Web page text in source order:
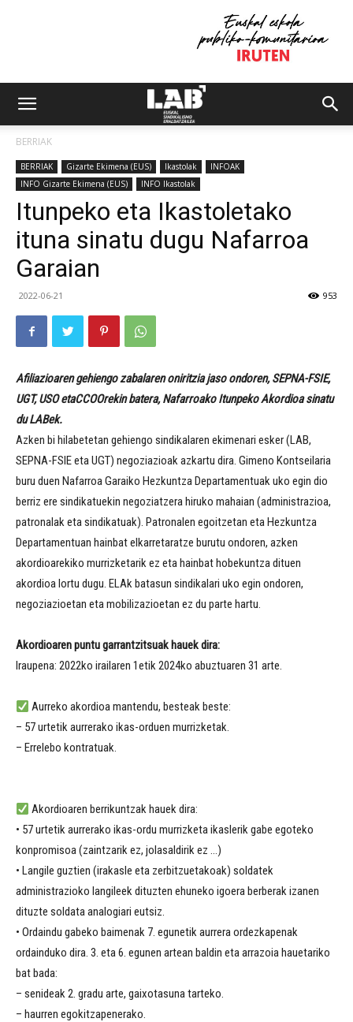
BERRIAK
BERRIAK Gizarte Ekimena (EUS) Ikastolak
INFOAK
INFO Gizarte Ekimena (EUS)
INFO Ikastolak
Itunpeko eta Ikastoletako
ituna sinatu dugu Nafarroa
Garaian
2022-06-21 953
Afiliazioaren gehiengo zabalaren oniritzia jaso ondoren, SEPNA-FSIE,
UGT, USO etaCCOOrekin batera, Nafarroako Itunpeko Akordioa sinatu
du LABek.
Azken bi hilabetetan gehiengo sindikalaren ekimenari esker (LAB,
SEPNA-FSIE eta UGT) negoziazioak azkartu dira. Gimeno Kontseilaria
buru duen Nafarroa Garaiko Hezkuntza Departamentuak uko egin dio
berriz ere sindikatuekin negoziatzera hiruko mahaian (administrazioa,
patronalak eta sindikatuak). Patronalen egoitzetan eta Hezkuntza
Departamentuan hainbat elkarretaratze burutu ondoren, azken
akordioarekiko murrizketarik ez eta hainbat hobekuntza dituen
akordioa lortu dugu. ELAk batasun sindikalari uko egin ondoren,
negoziazioetan eta mobilizazioetan ez du parte hartu.
Akordioaren puntu garrantzitsuak hauek dira:
Iraupena: 2022ko irailaren 1etik 2024ko abuztuaren 31 arte.
Aurreko akordioa mantendu, besteak beste:
– 57 urtetik aurrerako ikas-orduen murrizketak.
– Errelebo kontratuak.
Akordioaren berrikuntzak hauek dira:
• 57 urtetik aurrerako ikas-ordu murrizketa ikaslerik gabe egoteko
konpromisoa (zaintzarik ez, jolasaldirik ez …)
• Langile guztien (irakasle eta zerbitzuetakoak) soldatek
administrazioko langileek dituzten ehuneko igoera berberak izanen
dituzte soldata analogiari eutsiz.
• Ordaindu gabeko baimenak 7. egunetik aurrera ordezkapenak
ordainduko dira. 3. eta 6. egunen artean baldin eta arrazoia hauetariko
bat bada:
– senideak 2. gradu arte, gaixotasuna tarteko.
– haurren egokitzapenerako.